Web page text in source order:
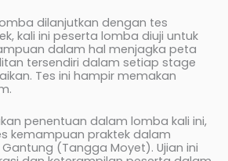
dilanjutkan dengan tes
kali ini peserta lomba diuji untuk
dalam hal menjagka peta
tersendiri dalam setiap stage
Tes ini hampir memakan
penentuan dalam lomba kali ini,
kemampuan praktek dalam
(Tangga Moyet). Ujian ini